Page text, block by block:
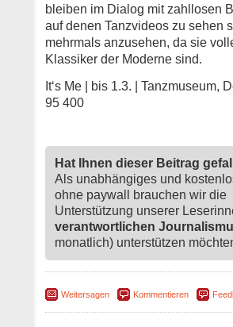
bleiben im Dialog mit zahllosen
auf denen Tanzvideos zu sehen
mehrmals anzusehen, da sie
Klassiker der Moderne sind.
It‘s Me | bis 1.3. | Tanzmuseum,
95 400
Hat Ihnen dieser Beitrag
Als unabhängiges und
ohne paywall brauchen wir die
Unterstützung unserer
verantwortlichen
monatlich) unterstützen
Weitersagen Kommentieren